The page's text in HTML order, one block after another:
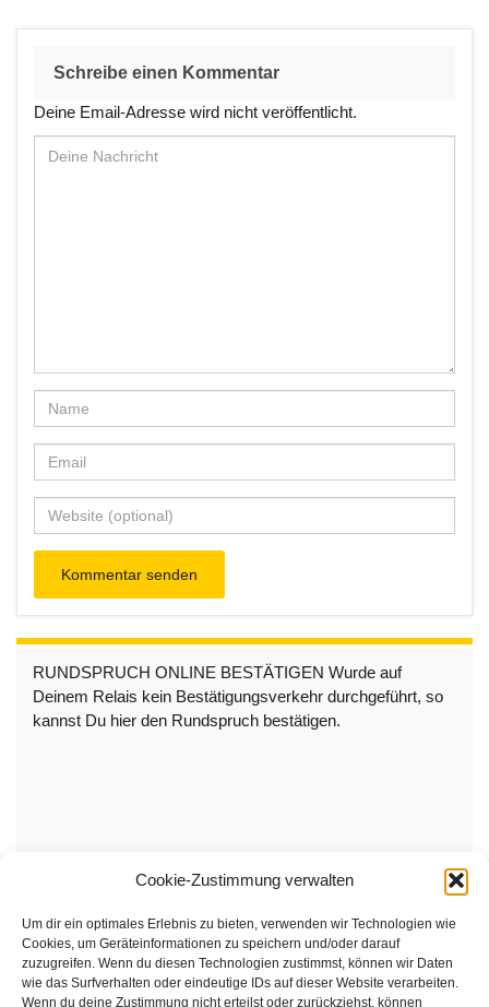
Cookie-Zustimmung verwalten
Um dir ein optimales Erlebnis zu bieten, verwenden wir Technologien wie
Cookies, um Geräteinformationen zu speichern und/oder darauf
zuzugreifen. Wenn du diesen Technologien zustimmst, können wir Daten
wie das Surfverhalten oder eindeutige IDs auf dieser Website verarbeiten.
Wenn du deine Zustimmung nicht erteilst oder zurückziehst, können
Schreibe einen Kommentar
Deine Email-Adresse wird nicht veröffentlicht.
RUNDSPRUCH ONLINE BESTÄTIGEN Wurde auf
Deinem Relais kein Bestätigungsverkehr durchgeführt, so
kannst Du hier den Rundspruch bestätigen.